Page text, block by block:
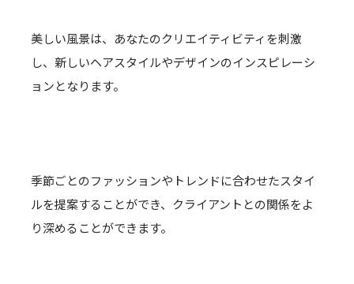
美しい風景は、あなたのクリエイティビティを刺激
し、新しいヘアスタイルやデザインのインスピレーシ
ョンとなります。
季節ごとのファッションやトレンドに合わせたスタイ
ルを提案することができ、クライアントとの関係をよ
り深めることができます。